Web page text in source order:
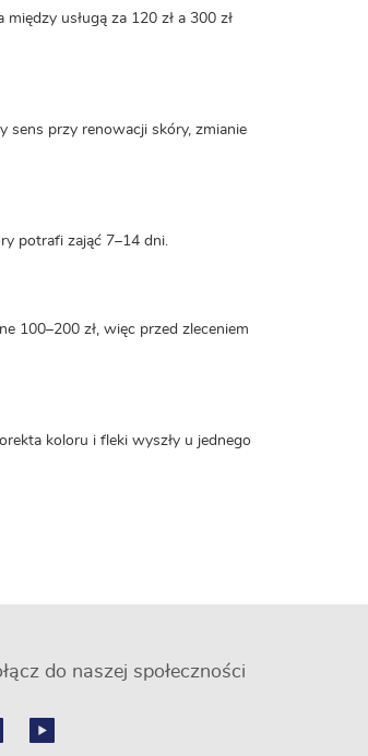
usługą za 120 zł a 300 zł
sens przy renowacji skóry, zmianie
potrafi zająć 7–14 dni.
100–200 zł, więc przed zleceniem
koloru i fleki wyszły u jednego
do naszej społeczności